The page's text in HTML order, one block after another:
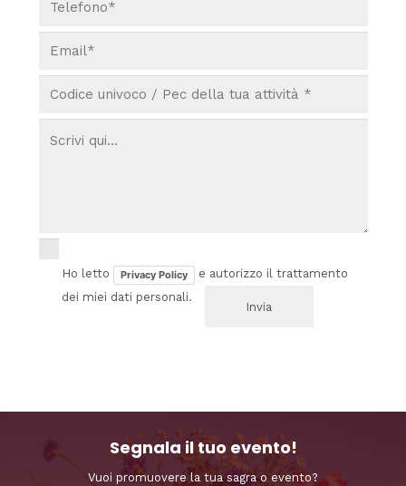
Ho letto Privacy Policy
e autorizzo il trattamento
dei miei dati personali.
Segnala il tuo evento!
Vuoi promuovere la tua sagra o evento?